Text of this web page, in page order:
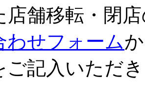
店舗移転・閉
わせフォーム
ご記入いただ